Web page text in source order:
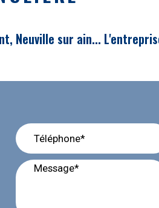
Neuville sur ain...